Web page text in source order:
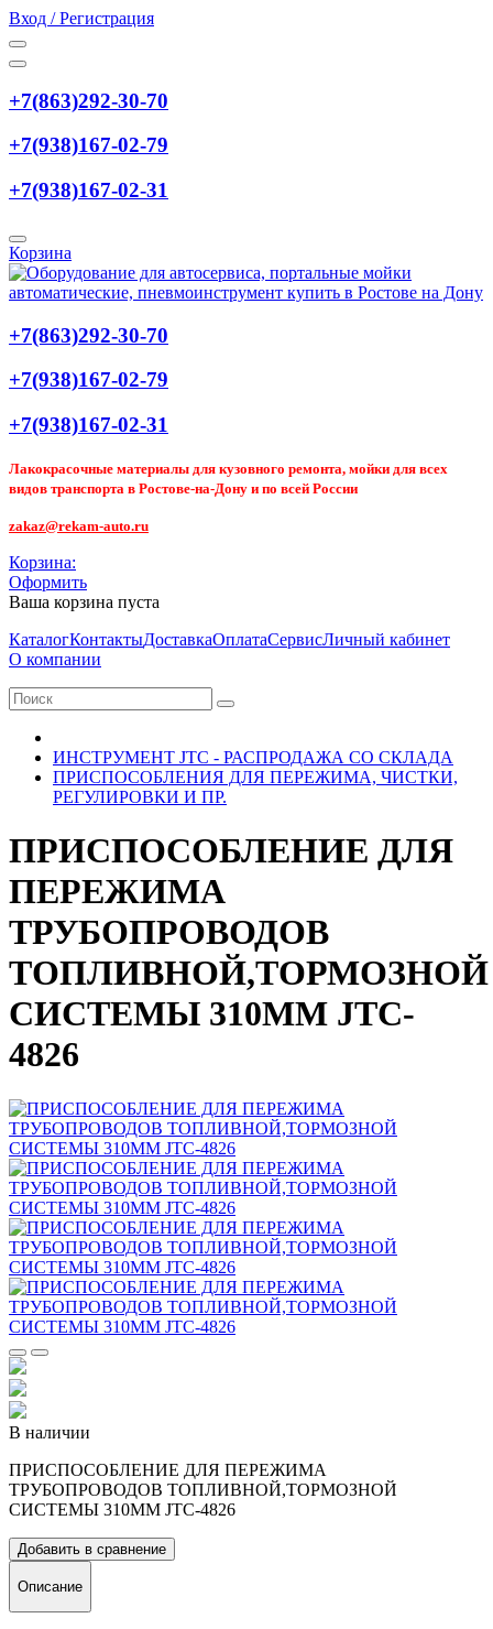
Вход / Регистрация
+7(863)292-30-70
+7(938)167-02-79
+7(938)167-02-31
Корзина
+7(863)292-30-70
+7(938)167-02-79
+7(938)167-02-31
Лакокрасочные материалы для кузовного ремонта, мойки для всех
видов транспорта в Ростове-на-Дону и по всей России
zakaz@rekam-auto.ru
Корзина:
Оформить
Ваша корзина пуста
КаталогКонтактыДоставкаОплатаСервисЛичный кабинет
О компании
ИНСТРУМЕНТ JTC - РАСПРОДАЖА СО СКЛАДА
ПРИСПОСОБЛЕНИЯ ДЛЯ ПЕРЕЖИМА, ЧИСТКИ,
РЕГУЛИРОВКИ И ПР.
ПРИСПОСОБЛЕНИЕ ДЛЯ
ПЕРЕЖИМА
ТРУБОПРОВОДОВ
ТОПЛИВНОЙ,ТОРМОЗНОЙ
СИСТЕМЫ 310ММ JTC-
4826
В наличии
ПРИСПОСОБЛЕНИЕ ДЛЯ ПЕРЕЖИМА
ТРУБОПРОВОДОВ ТОПЛИВНОЙ,ТОРМОЗНОЙ
СИСТЕМЫ 310ММ JTC-4826
Добавить в сравнение
Описание